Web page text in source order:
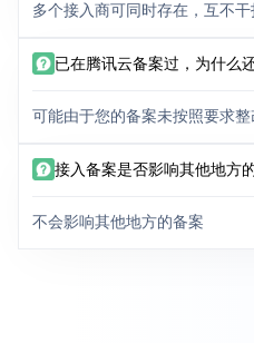
多个接入商可同时存在，互不干
已在腾讯云备案过，为什么
可能由于您的备案未按照要求整
接入备案是否影响其他地方
不会影响其他地方的备案